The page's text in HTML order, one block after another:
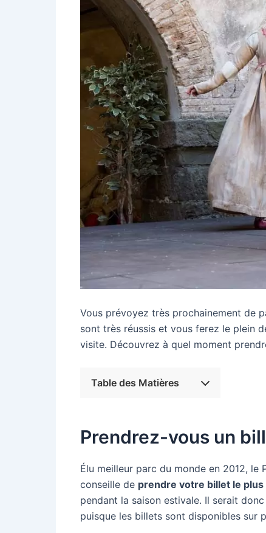
Vous prévoyez très prochainement de
sont très réussis et vous ferez le plein
visite. Découvrez à quel moment
Table des Matières
Prendrez-vous un
Élu meilleur parc du monde en 2012, le
conseille de prendre votre billet le
pendant la saison estivale. Il serait
puisque les billets sont disponibles sur